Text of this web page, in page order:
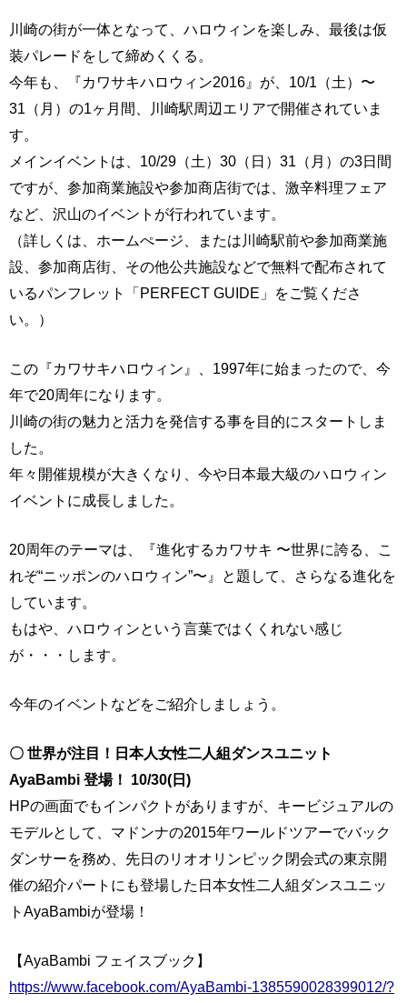
川崎の街が一体となって、ハロウィンを楽しみ、最後は仮
装パレードをして締めくくる。
今年も、『カワサキハロウィン2016』が、10/1（土）〜
31（月）の1ヶ月間、川崎駅周辺エリアで開催されていま
す。
メインイベントは、10/29（土）30（日）31（月）の3日間
ですが、参加商業施設や参加商店街では、激辛料理フェア
など、沢山のイベントが行われています。
（詳しくは、ホームぺージ、または川崎駅前や参加商業施
設、参加商店街、その他公共施設などで無料で配布されて
いるパンフレット「PERFECT GUIDE」をご覧くださ
い。）
この『カワサキハロウィン』、1997年に始まったので、今
年で20周年になります。
川崎の街の魅力と活力を発信する事を目的にスタートしま
した。
年々開催規模が大きくなり、今や日本最大級のハロウィン
イベントに成長しました。
20周年のテーマは、『進化するカワサキ 〜世界に誇る、こ
れぞ“ニッポンのハロウィン”〜』と題して、さらなる進化を
しています。
もはや、ハロウィンという言葉ではくくれない感じ
が・・・します。
今年のイベントなどをご紹介しましょう。
〇 世界が注目！日本人女性二人組ダンスユニット
AyaBambi 登場！ 10/30(日)
HPの画面でもインパクトがありますが、キービジュアルの
モデルとして、マドンナの2015年ワールドツアーでバック
ダンサーを務め、先日のリオオリンピック閉会式の東京開
催の紹介パートにも登場した日本女性二人組ダンスユニッ
トAyaBambiが登場！
【AyaBambi フェイスブック】
https://www.facebook.com/AyaBambi-1385590028399012/?